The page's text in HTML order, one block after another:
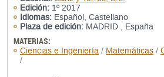
Edición: 1º 2017
Idiomas: Español, Castellano
Plaza de edición: MADRID , España
MATERIAS:
Ciencias e Ingeniería / Matemáticas /
/